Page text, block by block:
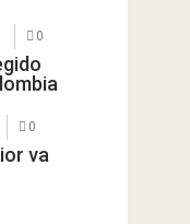
0
0
va